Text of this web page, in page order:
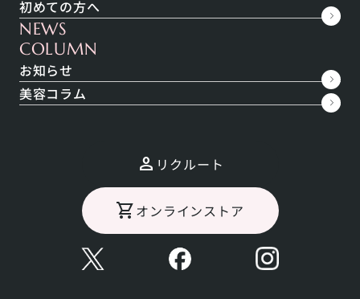
初めての方へ
NEWS
COLUMN
お知らせ
美容コラム
リクルート
オンラインストア
標準的な治療期間や回数等
１回。３～６ヶ月ごとの継続が理想的。
小村 十樹子